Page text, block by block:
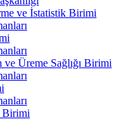
ve İstatistik Birimi
Üreme Sağlığı Birimi
Birimi